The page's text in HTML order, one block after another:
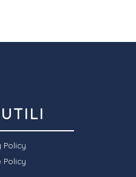
Policy
Policy